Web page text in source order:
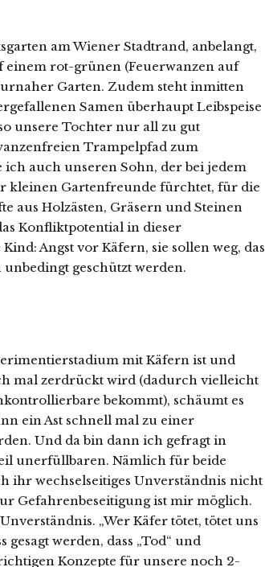
am Wiener Stadtrand, anbelangt,
einem rot-grünen (Feuerwanzen auf
Garten. Zudem steht inmitten
Samen überhaupt Leibspeise
unsere Tochter nur all zu gut
Trampelpfad zum
auch unseren Sohn, der bei jedem
kleinen Gartenfreunde fürchtet, für die
aus Holzästen, Gräsern und Steinen
Konfliktpotential in dieser
Angst vor Käfern, sie sollen weg, das
geschützt werden.
mit Käfern ist und
mal zerdrückt wird (dadurch vielleicht
bekommt), schäumt es
ein Ast schnell mal zu einer
Und da bin dann ich gefragt in
unerfüllbaren. Nämlich für beide
ihr wechselseitiges Unverständnis nicht
Gefahrenbeseitigung ist mir möglich.
„Wer Käfer tötet, tötet uns
gesagt werden, dass „Tod“ und
Konzepte für unsere noch 2-